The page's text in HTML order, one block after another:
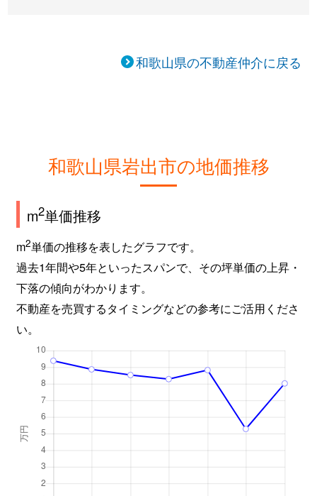
和歌山県の不動産仲介に戻る
和歌山県岩出市の地価推移
m2単価推移
m2単価の推移を表したグラフです。
過去1年間や5年といったスパンで、その坪単価の上昇・
下落の傾向がわかります。
不動産を売買するタイミングなどの参考にご活用くださ
い。